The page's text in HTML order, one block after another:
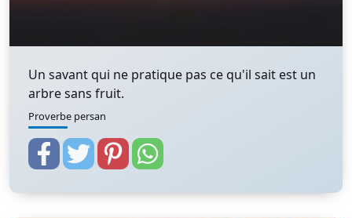
Un savant qui ne pratique pas ce qu'il sait est un
arbre sans fruit.
Proverbe persan